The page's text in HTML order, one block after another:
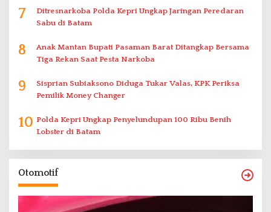
7
Ditresnarkoba Polda Kepri Ungkap Jaringan Peredaran
Sabu di Batam
8
Anak Mantan Bupati Pasaman Barat Ditangkap Bersama
Tiga Rekan Saat Pesta Narkoba
9
Sisprian Subiaksono Diduga Tukar Valas, KPK Periksa
Pemilik Money Changer
10 Polda Kepri Ungkap Penyelundupan 100 Ribu Benih
Lobster di Batam
Otomotif